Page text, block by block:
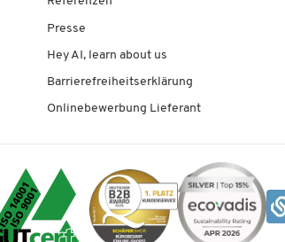
Presse
Hey AI, learn about us
Barrierefreiheitserklärung
Onlinebewerbung Lieferant